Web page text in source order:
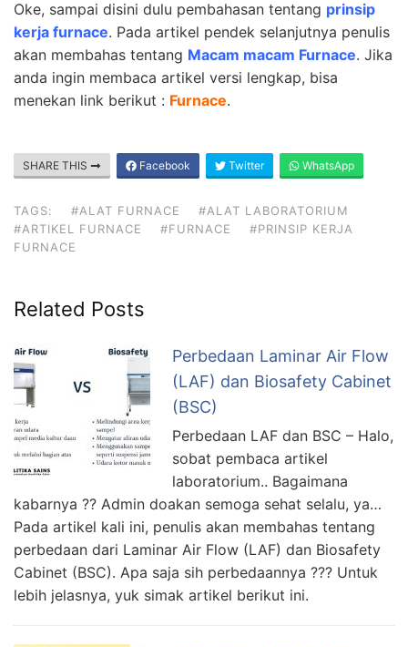
Oke, sampai disini dulu pembahasan tentang prinsip
kerja furnace. Pada artikel pendek selanjutnya penulis
akan membahas tentang Macam macam Furnace. Jika
anda ingin membaca artikel versi lengkap, bisa
menekan link berikut : Furnace.
SHARE THIS Facebook Twitter WhatsApp
TAGS: #ALAT FURNACE
#ALAT LABORATORIUM
#ARTIKEL FURNACE
#FURNACE
#PRINSIP KERJA
FURNACE
Related Posts
Perbedaan Laminar Air Flow
(LAF) dan Biosafety Cabinet
(BSC)
Perbedaan LAF dan BSC – Halo,
sobat pembaca artikel
laboratorium.. Bagaimana
kabarnya ?? Admin doakan semoga sehat selalu, ya…
Pada artikel kali ini, penulis akan membahas tentang
perbedaan dari Laminar Air Flow (LAF) dan Biosafety
Cabinet (BSC). Apa saja sih perbedaannya ??? Untuk
lebih jelasnya, yuk simak artikel berikut ini.